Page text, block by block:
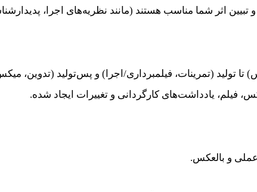
اثر شما مناسب هستند (مانند نظریه‌های اجرا،
تا تولید (تمرینات، فیلمبرداری/اجرا) و پس‌تولید (تدوین،
یادداشت‌های کارگردانی و تغییرات ایجاد شده.
و بالعکس.